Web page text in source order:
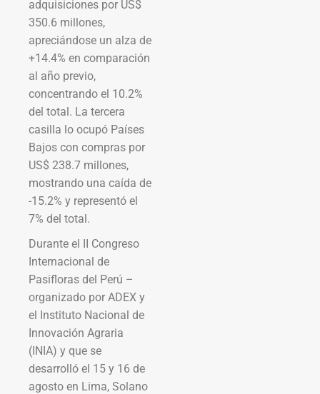
adquisiciones por US$
350.6 millones,
apreciándose un alza de
+14.4% en comparación
al año previo,
concentrando el 10.2%
del total. La tercera
casilla lo ocupó Países
Bajos con compras por
US$ 238.7 millones,
mostrando una caída de
-15.2% y representó el
7% del total.
Durante el II Congreso
Internacional de
Pasifloras del Perú –
organizado por ADEX y
el Instituto Nacional de
Innovación Agraria
(INIA) y que se
desarrolló el 15 y 16 de
agosto en Lima, Solano